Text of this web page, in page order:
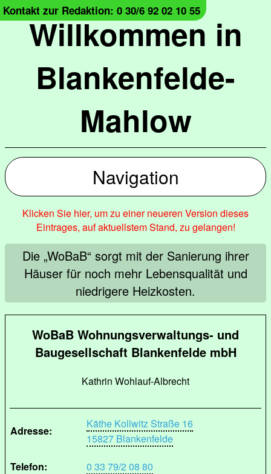
Willkommen in
Blankenfelde-
Mahlow
Kontakt zur Redaktion: 0 30/6 92 02 10 55
Navigation
Klicken Sie hier, um zu einer neueren Version dieses
Eintrages, auf aktuellstem Stand, zu gelangen!
Die „WoBaB“ sorgt mit der Sanierung ihrer
Häuser für noch mehr Lebensqualität und
niedrigere Heizkosten.
WoBaB Wohnungsverwaltungs- und
Baugesellschaft Blankenfelde mbH
Kathrin Wohlauf-Albrecht
Adresse:
Käthe Kollwitz Straße 16
15827 Blankenfelde
Telefon:
0 33 79/2 08 80